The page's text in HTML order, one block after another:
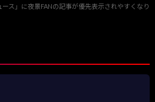
ス」に夜景FANの記事が優先表示されやすくなり